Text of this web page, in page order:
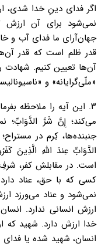
اگر فدای دینِ خدا شدی،
نمی‌شود برای آن ارزش
جهان‌آرای ما فدای آب و
قدر ظلم است که قدر
آن‌ها تعیین کنیم. شهادت
«ملّی‌گرایانه» و
۳. این آیه را ملاحظه
می‌کند؛ إِنَّ شَرَّ الدَّوَابِّ؛
جنبنده‌ها، کِرم در
الدَّوَابِّ عِندَ اللّهِ الَّذِینَ
است. در مقابلش کفر،
کسی که با حق، عناد
نمی‌شود و عناد می‌ورزد
ارزش انسانی ندارد.
خدا ارزش دارد. شهید که
انسان، شهید شده یا